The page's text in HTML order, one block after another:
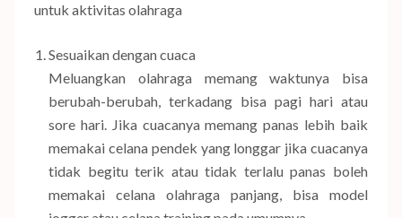
untuk aktivitas olahraga
Sesuaikan dengan cuaca
Meluangkan olahraga memang waktunya bisa
berubah-berubah, terkadang bisa pagi hari atau
sore hari. Jika cuacanya memang panas lebih baik
memakai celana pendek yang longgar jika cuacanya
tidak begitu terik atau tidak terlalu panas boleh
memakai celana olahraga panjang, bisa model